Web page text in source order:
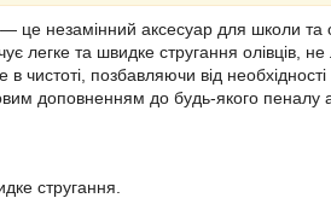
— це незамінний аксесуар для школи та
легке та швидке стругання олівців,
чистоті, позбавляючи від
доповненням до будь-якого
стругання.